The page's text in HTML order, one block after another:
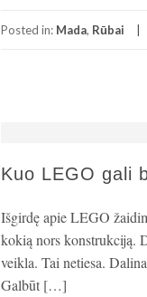
Posted in: Mada, Rūbai
Kuo LEGO gali
Išgirdę apie LEGO
kokią nors konstrukciją.
veikla. Tai netiesa.
Galbūt […]